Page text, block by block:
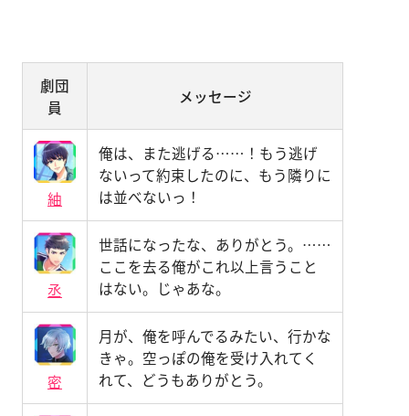
劇団
員
メッセージ
紬
俺は、また逃げる……！もう逃げ
ないって約束したのに、もう隣りに
は並べないっ！
丞
世話になったな、ありがとう。……
ここを去る俺がこれ以上言うこと
はない。じゃあな。
密
月が、俺を呼んでるみたい、行かな
きゃ。空っぽの俺を受け入れてく
れて、どうもありがとう。